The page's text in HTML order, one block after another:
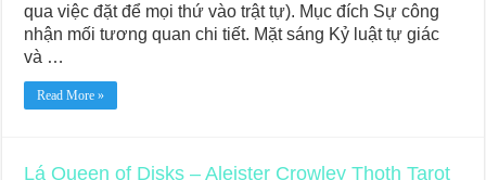
qua việc đặt để mọi thứ vào trật tự). Mục đích Sự công
nhận mối tương quan chi tiết. Mặt sáng Kỷ luật tự giác
và …
Read More »
Lá Queen of Disks – Aleister Crowley Thoth Tarot